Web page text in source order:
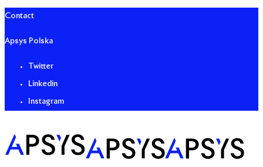
Contact
Apsys Polska
Twitter
Linkedin
Instagram